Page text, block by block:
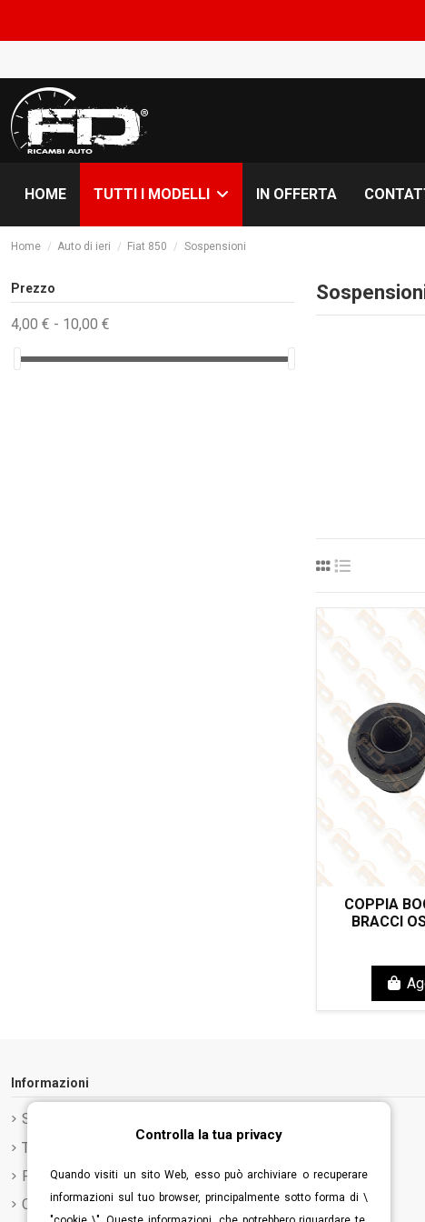
HOME TUTTI I MODELLI IN OFFERTA
Home Auto di ieri Fiat 850 Sospensioni
COPPIA
BRACCI
Prezzo
4,00 € - 10,00 €
Informazioni
Spedizione e Consegna
Termini e condizioni d'uso
Privacy Policy
Cookie Policy
Controlla la tua privacy
Quando visiti un sito Web, esso può archiviare o recuperare
informazioni sul tuo browser, principalmente sotto forma di \